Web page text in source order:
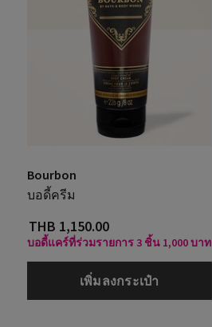
Bourbon
บอดี้ครีม
THB 1,150.00
บอดี้แคร์ที่ร่วมรายการ 3 ชิ้น 1,000 บาท
เพิ่มลงกระเป๋า